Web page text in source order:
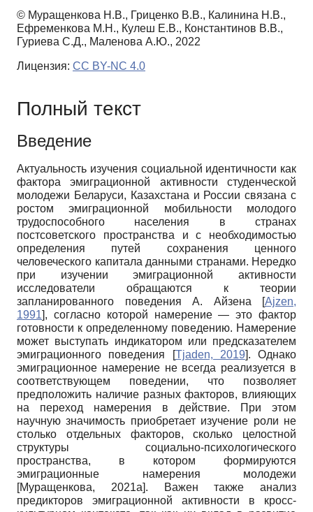
© Муращенкова Н.В., Гриценко В.В., Калинина Н.В.,
Ефременкова М.Н., Кулеш Е.В., Константинов В.В.,
Гуриева С.Д., Маленова А.Ю., 2022
Лицензия: CC BY-NC 4.0
Полный текст
Введение
Актуальность изучения социальной идентичности как
фактора эмиграционной активности студенческой
молодежи Беларуси, Казахстана и России связана с
ростом эмиграционной мобильности молодого
трудоспособного населения в странах
постсоветского пространства и с необходимостью
определения путей сохранения ценного
человеческого капитала данными странами. Нередко
при изучении эмиграционной активности
исследователи обращаются к теории
запланированного поведения А. Айзена
[Ajzen,
1991], согласно которой намерение — это фактор
готовности к определенному поведению. Намерение
может выступать индикатором или предсказателем
эмиграционного поведения
[Tjaden, 2019]. Однако
эмиграционное намерение не всегда реализуется в
соответствующем поведении, что позволяет
предположить наличие разных факторов, влияющих
на переход намерения в действие. При этом
научную значимость приобретает изучение роли не
столько отдельных факторов, сколько целостной
структуры социально-психологического
пространства, в котором формируются
эмиграционные намерения молодежи
[Муращенкова, 2021а]. Важен также анализ
предикторов эмиграционной активности в кросс-